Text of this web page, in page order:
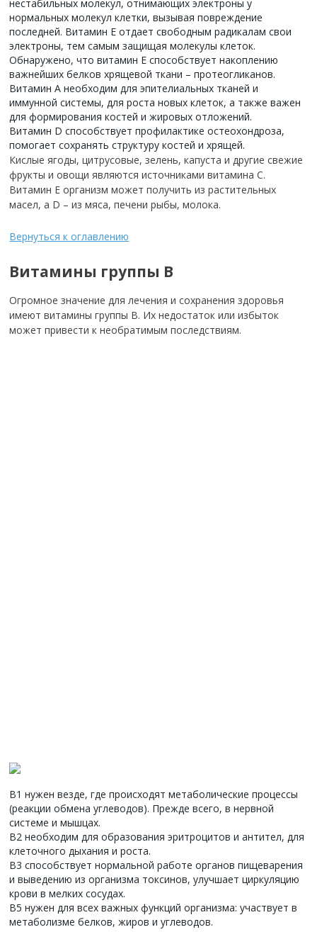
нестабильных молекул, отнимающих электроны у
нормальных молекул клетки, вызывая повреждение
последней. Витамин Е отдает свободным радикалам свои
электроны, тем самым защищая молекулы клеток.
Обнаружено, что витамин Е способствует накоплению
важнейших белков хрящевой ткани – протеогликанов.
Витамин А необходим для эпителиальных тканей и
иммунной системы, для роста новых клеток, а также важен
для формирования костей и жировых отложений.
Витамин D способствует профилактике остеохондроза,
помогает сохранять структуру костей и хрящей.
Кислые ягоды, цитрусовые, зелень, капуста и другие свежие
фрукты и овощи являются источниками витамина С.
Витамин Е организм может получить из растительных
масел, а D – из мяса, печени рыбы, молока.
Вернуться к оглавлению
Витамины группы В
Огромное значение для лечения и сохранения здоровья
имеют витамины группы В. Их недостаток или избыток
может привести к необратимым последствиям.
В1 нужен везде, где происходят метаболические процессы
(реакции обмена углеводов). Прежде всего, в нервной
системе и мышцах.
В2 необходим для образования эритроцитов и антител, для
клеточного дыхания и роста.
В3 способствует нормальной работе органов пищеварения
и выведению из организма токсинов, улучшает циркуляцию
крови в мелких сосудах.
В5 нужен для всех важных функций организма: участвует в
метаболизме белков, жиров и углеводов.